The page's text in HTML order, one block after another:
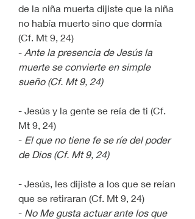
de la niña muerta dijiste que la niña
no había muerto sino que dormía
(Cf. Mt 9, 24)
- Ante la presencia de Jesús la
muerte se convierte en simple
sueño (Cf. Mt 9, 24)
- Jesús y la gente se reía de ti (Cf.
Mt 9, 24)
- El que no tiene fe se ríe del poder
de Dios (Cf. Mt 9, 24)
- Jesús, les dijiste a los que se reían
que se retiraran (Cf. Mt 9, 24)
- No Me gusta actuar ante los que